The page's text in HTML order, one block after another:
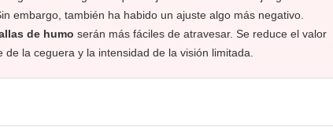
embargo, también ha habido un ajuste algo más negativo.
de humo serán más fáciles de atravesar. Se reduce el valor
de la ceguera y la intensidad de la visión limitada.